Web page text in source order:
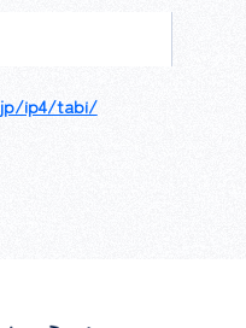
ip4/tabi/